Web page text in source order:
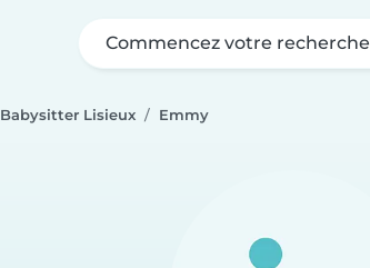
Commencez votre recherche
Babysitter Lisieux Emmy